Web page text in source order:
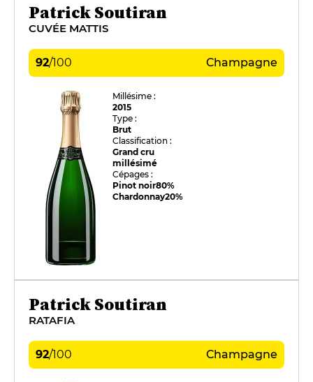
Patrick Soutiran
CUVÉE MATTIS
92/100 Champagne
Millésime :
2015
Type :
Brut
Classification :
Grand cru
millésimé
Cépages :
Pinot noir80%
Chardonnay20%
Patrick Soutiran
RATAFIA
92/100 Champagne